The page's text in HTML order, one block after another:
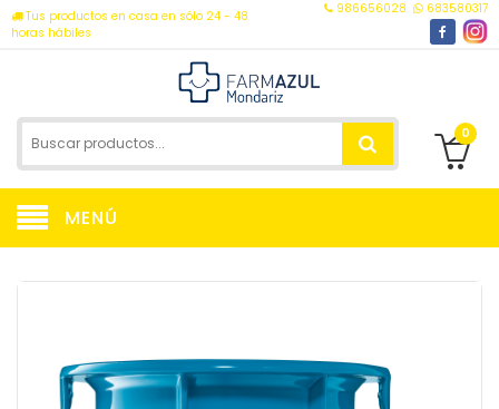
Tus productos en casa en sólo 24 - 48
horas hábiles
986656028 683580317
0
MENÚ